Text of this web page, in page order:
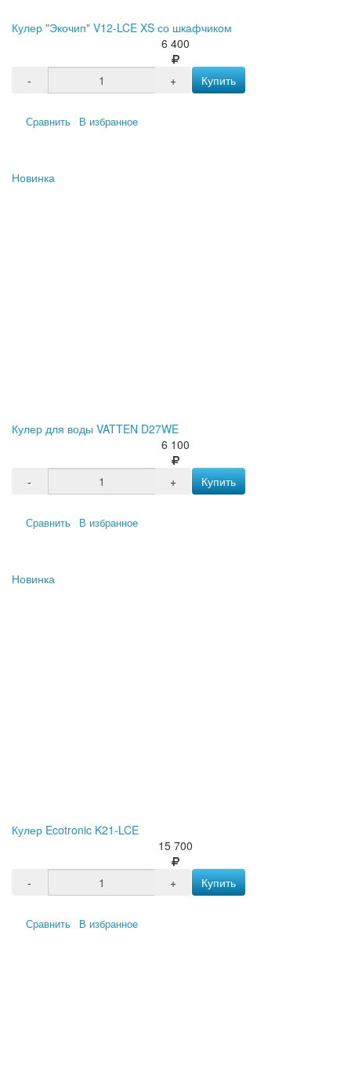
Кулер "Экочип" V12-LCE XS со шкафчиком
6 400
- + Купить
Сравнить В избранное
Новинка
Кулер для воды VATTEN D27WE
6 100
- + Купить
Сравнить В избранное
Новинка
Кулер Ecotronic K21-LCE
15 700
- + Купить
Сравнить В избранное